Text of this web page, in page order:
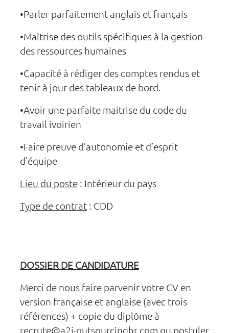
•Parler parfaitement anglais et français
•Maîtrise des outils spécifiques à la gestion
des ressources humaines
•Capacité à rédiger des comptes rendus et
tenir à jour des tableaux de bord.
•Avoir une parfaite maitrise du code du
travail ivoirien
•Faire preuve d’autonomie et d’esprit
d’équipe
Lieu du poste : Intérieur du pays
Type de contrat : CDD
DOSSIER DE CANDIDATURE
Merci de nous faire parvenir votre CV en
version française et anglaise (avec trois
références) + copie du diplôme à
recrute@a2i-outsourcinghr.com ou postuler